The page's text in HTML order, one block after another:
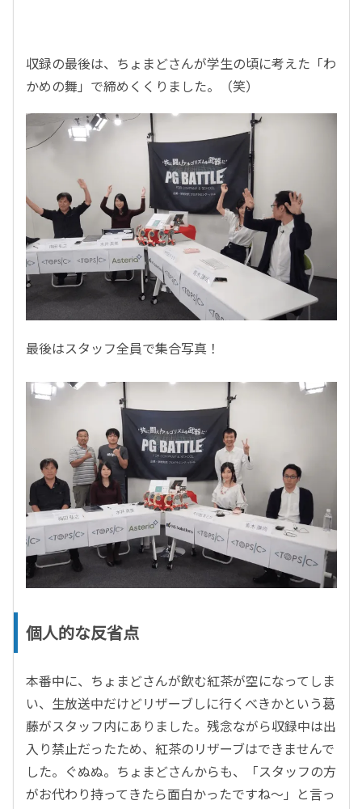
収録の最後は、ちょまどさんが学生の頃に考えた「わ
かめの舞」で締めくくりました。（笑）
最後はスタッフ全員で集合写真！
個人的な反省点
本番中に、ちょまどさんが飲む紅茶が空になってしま
い、生放送中だけどリザーブしに行くべきかという葛
藤がスタッフ内にありました。残念ながら収録中は出
入り禁止だったため、紅茶のリザーブはできませんで
した。ぐぬぬ。ちょまどさんからも、「スタッフの方
がお代わり持ってきたら面白かったですね～」と言っ